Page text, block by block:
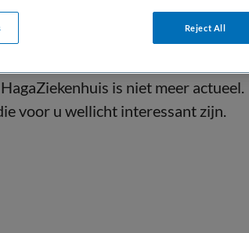
is niet meer actueel.
voor u wellicht interessant zijn.
Reject All